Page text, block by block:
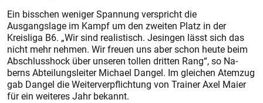
Ein bisschen weniger Spannung verspricht die
Ausgangslage im Kampf um den zweiten Platz in der
Kreisliga B6. „Wir sind realistisch. Jesingen lässt sich das
nicht mehr nehmen. Wir freuen uns aber schon heute beim
Abschlusshock über unseren tollen dritten Rang“, so Na­
berns Abteilungsleiter Michael Dangel. Im gleichen Atemzug
gab Dangel die Weiterverpflichtung von Trainer Axel Maier
für ein weiteres Jahr bekannt.